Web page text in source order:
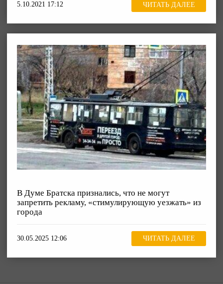
5.10.2021 17:12 ЧИТАТЬ ДАЛЕЕ
В Думе Братска признались, что не могут
запретить рекламу, «стимулирующую уезжать» из
города
30.05.2025 12:06 ЧИТАТЬ ДАЛЕЕ